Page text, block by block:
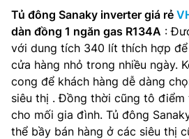
Tủ đông Sanaky inverter giá rẻ
dàn đồng 1 ngăn gas R134A :
với dung tích 340 lít thích hợp
cửa hàng nhỏ trong nhiều ngày.
cong để khách hàng dễ dàng
siêu thị . Đồng thời cũng tô điểm
cho mối gia đình. Tủ đông
thể bầy bán hàng ở các siêu thị